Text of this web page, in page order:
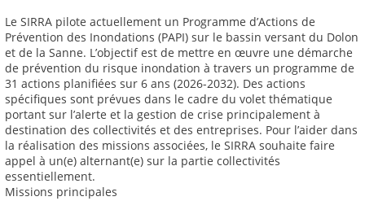
Le SIRRA pilote actuellement un Programme d’Actions de
Prévention des Inondations (PAPI) sur le bassin versant du Dolon
et de la Sanne. L’objectif est de mettre en œuvre une démarche
de prévention du risque inondation à travers un programme de
31 actions planifiées sur 6 ans (2026-2032). Des actions
spécifiques sont prévues dans le cadre du volet thématique
portant sur l’alerte et la gestion de crise principalement à
destination des collectivités et des entreprises. Pour l’aider dans
la réalisation des missions associées, le SIRRA souhaite faire
appel à un(e) alternant(e) sur la partie collectivités
essentiellement.
Missions principales